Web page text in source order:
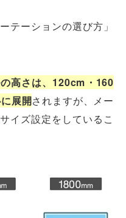
テーションの選び方」
高さは、120cm・160
展開されますが、メー
イズ設定をしているこ